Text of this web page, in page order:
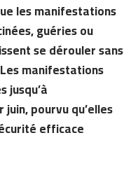
les manifestations
guéries ou
se dérouler sans
manifestations
pourvu qu’elles
efficace